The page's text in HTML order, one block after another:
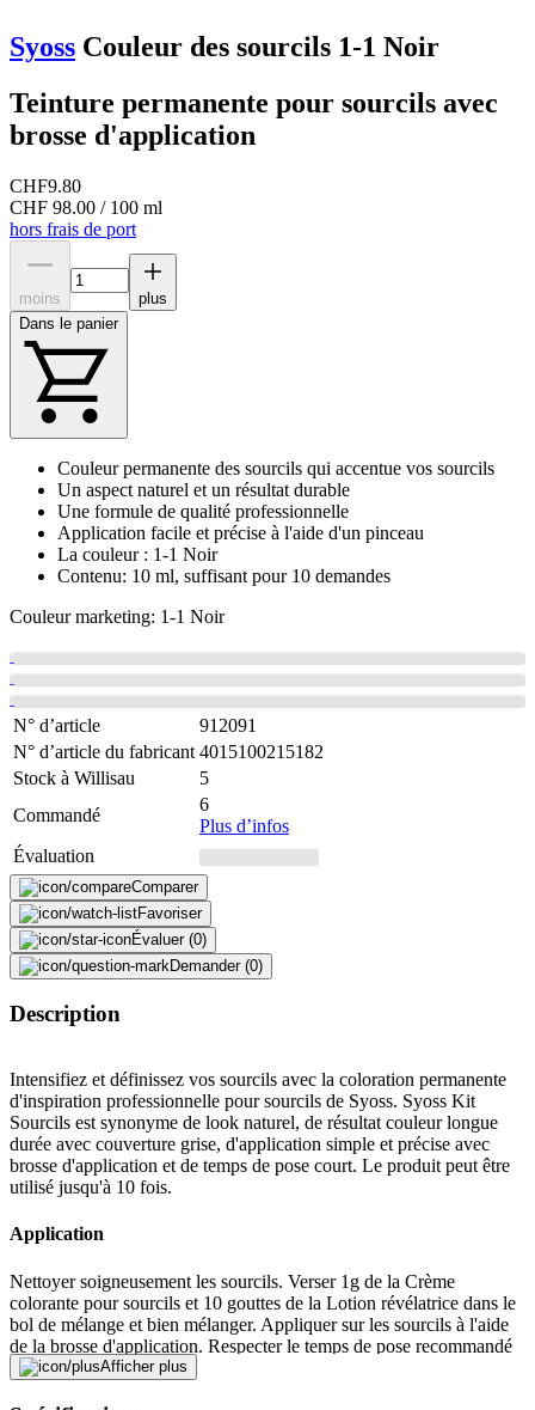
Syoss Couleur des sourcils 1-1 Noir
Teinture permanente pour sourcils avec
brosse d'application
CHF9.80
CHF 98.00 / 100 ml
hors frais de port
moins
plus
Dans le panier
Couleur permanente des sourcils qui accentue vos sourcils
Un aspect naturel et un résultat durable
Une formule de qualité professionnelle
Application facile et précise à l'aide d'un pinceau
La couleur : 1-1 Noir
Contenu: 10 ml, suffisant pour 10 demandes
Couleur marketing: 1-1 Noir
N° d’article
912091
N° d’article du fabricant 4015100215182
Stock à Willisau
5
Commandé
6
Plus d’infos
Évaluation
Comparer
Favoriser
Évaluer (0)
Demander (0)
Description
Intensifiez et définissez vos sourcils avec la coloration permanente
d'inspiration professionnelle pour sourcils de Syoss. Syoss Kit
Sourcils est synonyme de look naturel, de résultat couleur longue
durée avec couverture grise, d'application simple et précise avec
brosse d'application et de temps de pose court. Le produit peut être
utilisé jusqu'à 10 fois.
Application
Nettoyer soigneusement les sourcils. Verser 1g de la Crème
colorante pour sourcils et 10 gouttes de la Lotion révélatrice dans le
bol de mélange et bien mélanger. Appliquer sur les sourcils à l'aide
de la brosse d'application. Respecter le temps de pose recommandé
pour chaque teinte, puis enlever la couleur des sourcils à l'eau
Afficher plus